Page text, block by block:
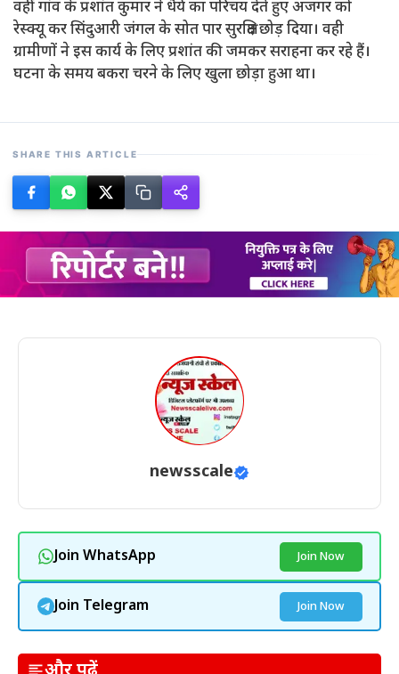
वहीं गांव के प्रशांत कुमार ने धैर्य का परिचय देते हुए अजगर को
रेस्क्यू कर सिंदुआरी जंगल के सोत पार सुरक्षित छोड़ दिया। वही
ग्रामीणों ने इस कार्य के लिए प्रशांत की जमकर सराहना कर रहे हैं।
घटना के समय बकरा चरने के लिए खुला छोड़ा हुआ था।
SHARE THIS ARTICLE
newsscale
Join WhatsApp Join Now
Join Telegram Join Now